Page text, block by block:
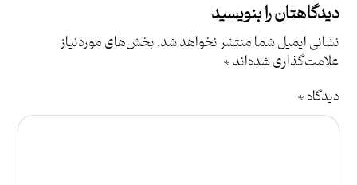
دیدگاهتان را بنویسید
نشانی ایمیل شما منتشر نخواهد شد.بخش‌های موردنیاز
علامت‌گذاری شده‌اند*
دیدگاه*